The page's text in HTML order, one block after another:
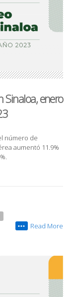
Sinaloa, enero
número de
aumentó 11.9%
Read More
•••